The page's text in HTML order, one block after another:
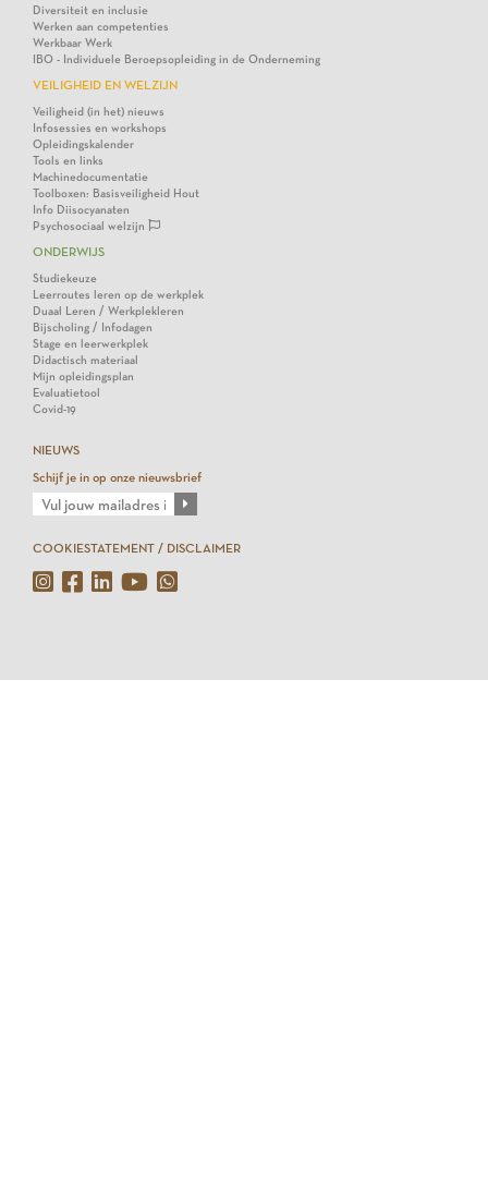
Diversiteit en inclusie
Werken aan competenties
Werkbaar Werk
IBO - Individuele Beroepsopleiding in de Onderneming
VEILIGHEID EN WELZIJN
Veiligheid (in het) nieuws
Infosessies en workshops
Opleidingskalender
Tools en links
Machinedocumentatie
Toolboxen: Basisveiligheid Hout
Info Diisocyanaten
Psychosociaal welzijn
ONDERWIJS
Studiekeuze
Leerroutes leren op de werkplek
Duaal Leren / Werkplekleren
Bijscholing / Infodagen
Stage en leerwerkplek
Didactisch materiaal
Mijn opleidingsplan
Evaluatietool
Covid-19
NIEUWS
Schijf je in op onze nieuwsbrief
COOKIESTATEMENT / DISCLAIMER